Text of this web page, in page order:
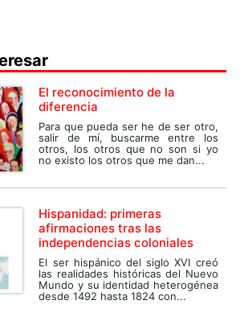
El reconocimiento de la
diferencia
Para que pueda ser he de ser otro,
salir de mí, buscarme entre los
otros, los otros que no son si yo
no existo los otros que me dan...
Hispanidad: primeras
afirmaciones tras las
independencias coloniales
El ser hispánico del siglo XVI creó
las realidades históricas del Nuevo
Mundo y su identidad heterogénea
desde 1492 hasta 1824 con...